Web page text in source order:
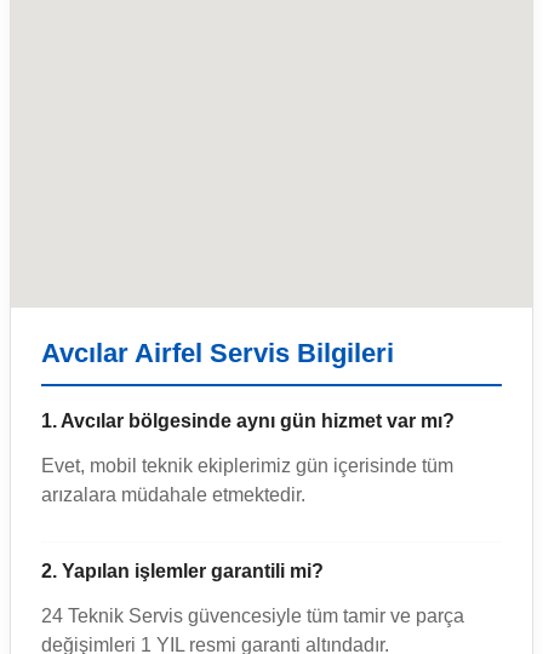
Avcılar Airfel Servis Bilgileri
1. Avcılar bölgesinde aynı gün hizmet var mı?
Evet, mobil teknik ekiplerimiz gün içerisinde tüm
arızalara müdahale etmektedir.
2. Yapılan işlemler garantili mi?
24 Teknik Servis güvencesiyle tüm tamir ve parça
değişimleri 1 YIL resmi garanti altındadır.